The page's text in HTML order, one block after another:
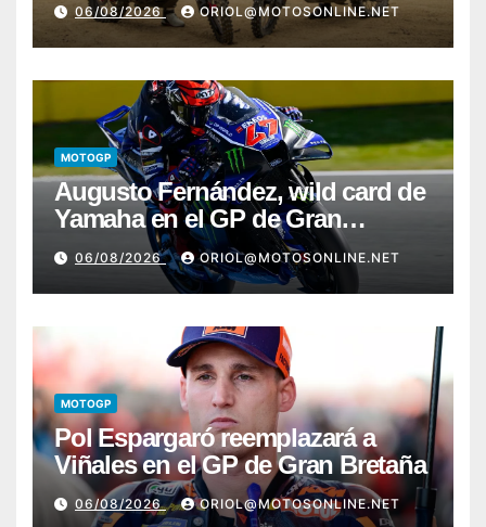
06/08/2026 ORIOL@MOTOSONLINE.NET
MOTOGP
Augusto Fernández, wild card de
Yamaha en el GP de Gran
Bretaña
06/08/2026 ORIOL@MOTOSONLINE.NET
MOTOGP
Pol Espargaró reemplazará a
Viñales en el GP de Gran Bretaña
06/08/2026 ORIOL@MOTOSONLINE.NET